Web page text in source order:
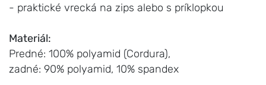
- praktické vrecká na zips alebo s príklopkou
Materiál:
Predné: 100% polyamid (Cordura),
zadné: 90% polyamid, 10% spandex